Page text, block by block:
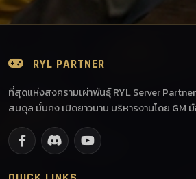
RYL PARTNER
ที่สุดแห่งสงครามเผ่าพันธุ์ RYL Server
สมดุล มั่นคง เปิดยาวนาน บริหารงานโดย GM